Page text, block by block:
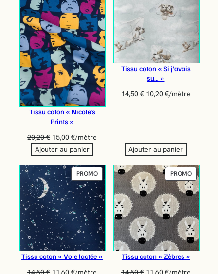
PROMOTION
Tissu coton « Nicole’s
Prints »
20,20€ 15,00€/mètre
Ajouter au panier
Tissu coton « Si j’avais
su… »
14,50€ 10,20 €/mètre
Ajouter au panier
PROMOPRODUIT
EN
PROMOTION
Tissu coton « Voie lactée »
14,50€ 11,60€/mètre
PROMOPRODUIT
EN
Tissu coton « Zèbres »
14,50€ 11,60 €/mètre